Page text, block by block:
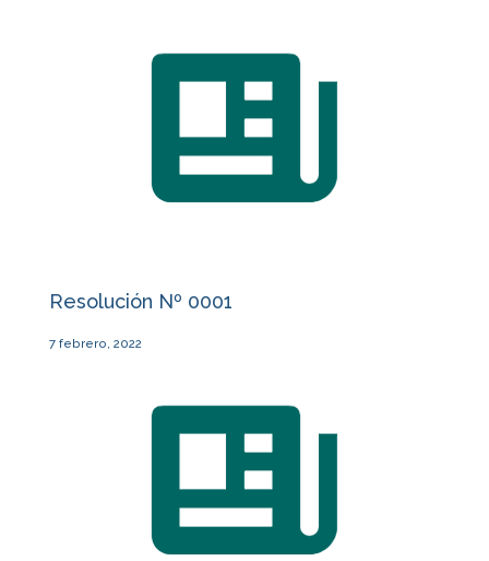
Resolución Nº 0001
7 febrero, 2022